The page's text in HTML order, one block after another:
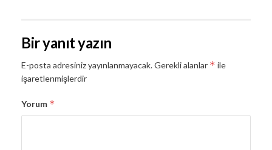
Bir yanıt yazın
E-posta adresiniz yayınlanmayacak.Gerekli alanlar * ile
işaretlenmişlerdir
Yorum *